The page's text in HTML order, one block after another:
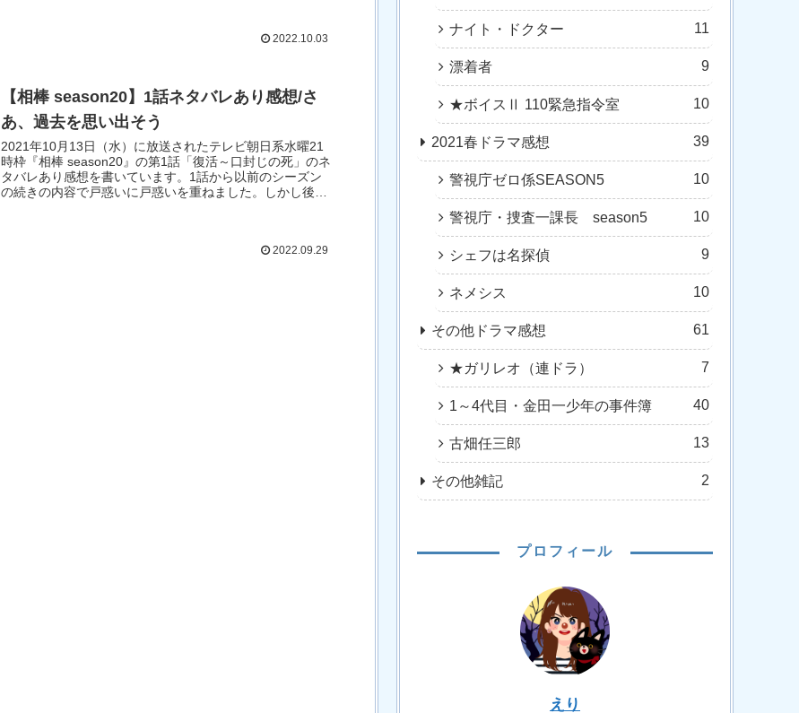
2022.10.03
【相棒 season20】1話ネタバレあり感想/さ
あ、過去を思い出そう
2021年10月13日（水）に放送されたテレビ朝日系水曜21
時枠『相棒 season20』の第1話「復活～口封じの死」のネ
タバレあり感想を書いています。1話から以前のシーズン
の続きの内容で戸惑いに戸惑いを重ねました。しかし後半
2022.09.29
ナイト・ドクター 11
漂着者 9
★ボイスⅡ 110緊急指令室 10
2021春ドラマ感想 39
警視庁ゼロ係SEASON5 10
警視庁・捜査一課長 season5 10
シェフは名探偵 9
ネメシス 10
その他ドラマ感想 61
★ガリレオ（連ドラ） 7
1～4代目・金田一少年の事件簿 40
古畑任三郎 13
その他雑記 2
プロフィール
えり